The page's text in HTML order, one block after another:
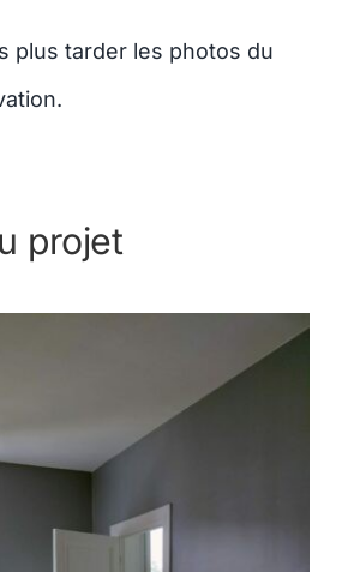
plus tarder les photos du
projet